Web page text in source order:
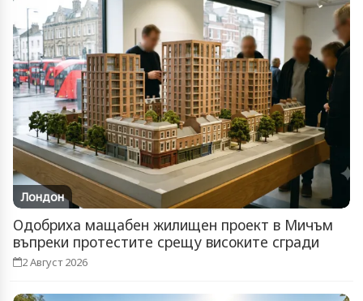
Лондон
Одобриха мащабен жилищен проект в Мичъм
въпреки протестите срещу високите сгради
2 Август 2026